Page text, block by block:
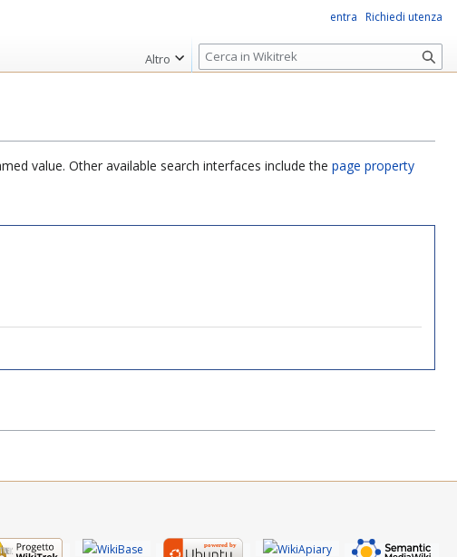
value. Other available search interfaces include the page property
entra Richiedi utenza
Altro
R
i
r
c